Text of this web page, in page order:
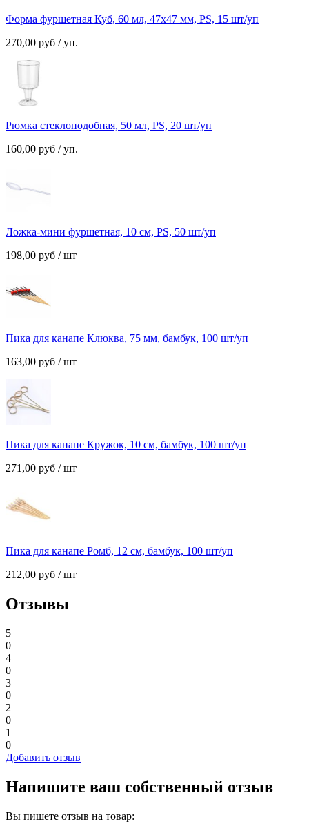
Форма фуршетная Куб, 60 мл, 47х47 мм, PS, 15 шт/уп
270,00 руб / уп.
Рюмка стеклоподобная, 50 мл, PS, 20 шт/уп
160,00 руб / уп.
Ложка-мини фуршетная, 10 см, PS, 50 шт/уп
198,00 руб / шт
Пика для канапе Клюква, 75 мм, бамбук, 100 шт/уп
163,00 руб / шт
Пика для канапе Кружок, 10 см, бамбук, 100 шт/уп
271,00 руб / шт
Пика для канапе Ромб, 12 см, бамбук, 100 шт/уп
212,00 руб / шт
Отзывы
5
0
4
0
3
0
2
0
1
0
Добавить отзыв
Напишите ваш собственный отзыв
Вы пишете отзыв на товар: